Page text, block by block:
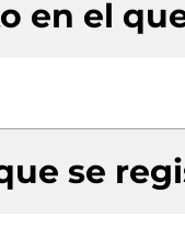
en el
se